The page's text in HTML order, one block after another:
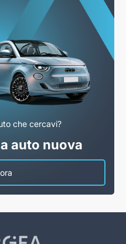
che cercavi?
auto nuova